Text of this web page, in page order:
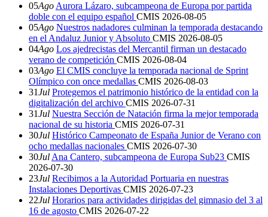
05Ago Aurora Lázaro, subcampeona de Europa por partida
doble con el equipo español CMIS 2026-08-05
05Ago Nuestros nadadores culminan la temporada destacando
en el Andaluz Junior y Absoluto CMIS 2026-08-05
04Ago Los ajedrecistas del Mercantil firman un destacado
verano de competición CMIS 2026-08-04
03Ago El CMIS concluye la temporada nacional de Sprint
Olímpico con once medallas CMIS 2026-08-03
31Jul Protegemos el patrimonio histórico de la entidad con la
digitalización del archivo CMIS 2026-07-31
31Jul Nuestra Sección de Natación firma la mejor temporada
nacional de su historia CMIS 2026-07-31
30Jul Histórico Campeonato de España Junior de Verano con
ocho medallas nacionales CMIS 2026-07-30
30Jul Ana Cantero, subcampeona de Europa Sub23 CMIS
2026-07-30
23Jul Recibimos a la Autoridad Portuaria en nuestras
Instalaciones Deportivas CMIS 2026-07-23
22Jul Horarios para actividades dirigidas del gimnasio del 3 al
16 de agosto CMIS 2026-07-22